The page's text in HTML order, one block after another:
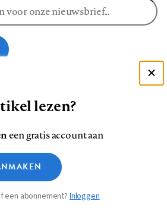
ons
op
InstagramYouTube
Privacy
Medische vragen verdienen
betrouwbare antwoorden
lezen?
een gratis account aan
een abonnement?Inloggen